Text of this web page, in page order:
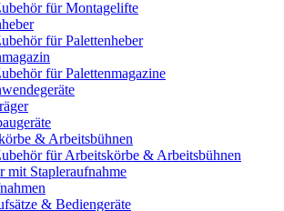
für Montagelifte
für Palettenheber
für Palettenmagazine
& Arbeitsbühnen
für Arbeitskörbe & Arbeitsbühnen
mit Stapleraufnahme
& Bediengeräte